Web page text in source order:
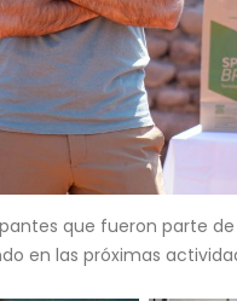
que fueron parte
en las próximas